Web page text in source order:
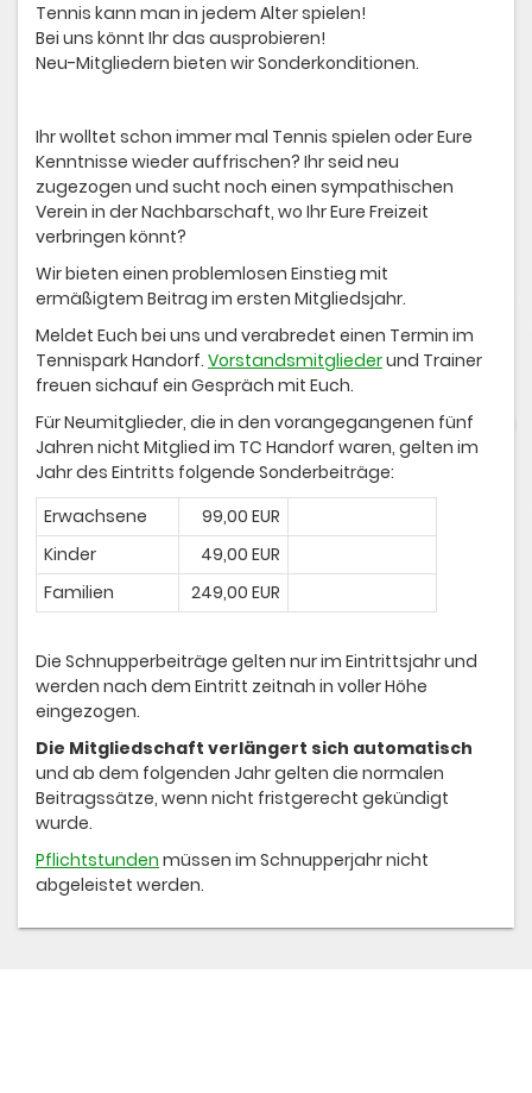
Tennis kann man in jedem Alter spielen!
Bei uns könnt Ihr das ausprobieren!
Neu-Mitgliedern bieten wir Sonderkonditionen.
Ihr wolltet schon immer mal Tennis spielen oder Eure
Kenntnisse wieder auffrischen? Ihr seid neu
zugezogen und sucht noch einen sympathischen
Verein in der Nachbarschaft, wo Ihr Eure Freizeit
verbringen könnt?
Wir bieten einen problemlosen Einstieg mit
ermäßigtem Beitrag im ersten Mitgliedsjahr.
Meldet Euch bei uns und verabredet einen Termin im
Tennispark Handorf. Vorstandsmitgliederund Trainer
freuen sichauf ein Gespräch mit Euch.
Für Neumitglieder, die in den vorangegangenen fünf
Jahren nicht Mitglied im TC Handorf waren, gelten im
Jahr des Eintritts folgende Sonderbeiträge:
Erwachsene
99,00 EUR
Kinder
49,00 EUR
Familien
249,00 EUR
Die Schnupperbeiträge gelten nur im Eintrittsjahr und
werden nach dem Eintritt zeitnah in voller Höhe
eingezogen.
Die Mitgliedschaft verlängert sich automatisch
und ab dem folgenden Jahr gelten die normalen
Beitragssätze, wenn nicht fristgerecht gekündigt
wurde.
Pflichtstunden müssen im Schnupperjahr nicht
abgeleistet werden.